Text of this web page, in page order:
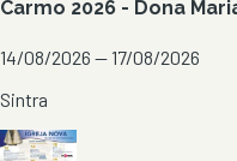
Carmo 2026 - Dona
14/08/2026 — 17/08/2026
Sintra